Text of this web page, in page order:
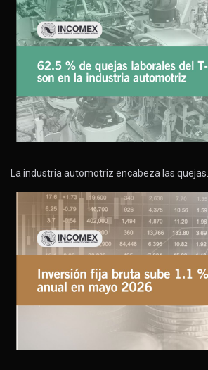
La industria automotriz encabeza las quejas…